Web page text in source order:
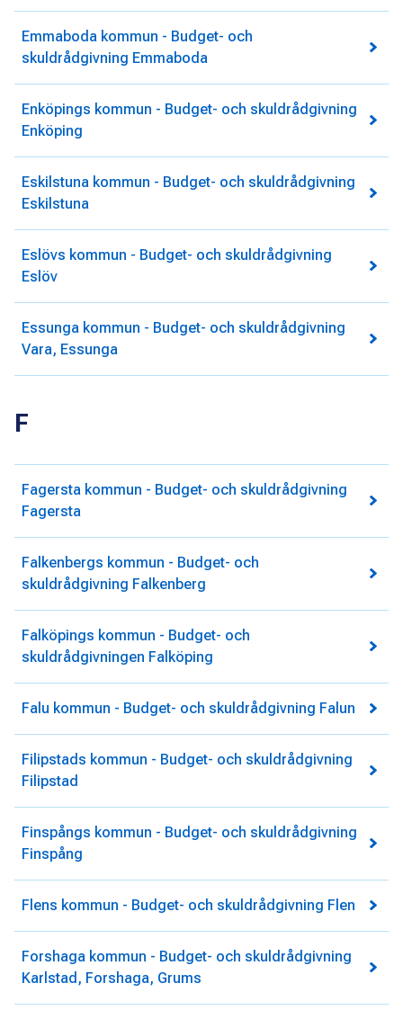
Emmaboda kommun - Budget- och
skuldrådgivning Emmaboda
Enköpings kommun - Budget- och skuldrådgivning
Enköping
Eskilstuna kommun - Budget- och skuldrådgivning
Eskilstuna
Eslövs kommun - Budget- och skuldrådgivning
Eslöv
Essunga kommun - Budget- och skuldrådgivning
Vara, Essunga
F
Fagersta kommun - Budget- och skuldrådgivning
Fagersta
Falkenbergs kommun - Budget- och
skuldrådgivning Falkenberg
Falköpings kommun - Budget- och
skuldrådgivningen Falköping
Falu kommun - Budget- och skuldrådgivning Falun
Filipstads kommun - Budget- och skuldrådgivning
Filipstad
Finspångs kommun - Budget- och skuldrådgivning
Finspång
Flens kommun - Budget- och skuldrådgivning Flen
Forshaga kommun - Budget- och skuldrådgivning
Karlstad, Forshaga, Grums